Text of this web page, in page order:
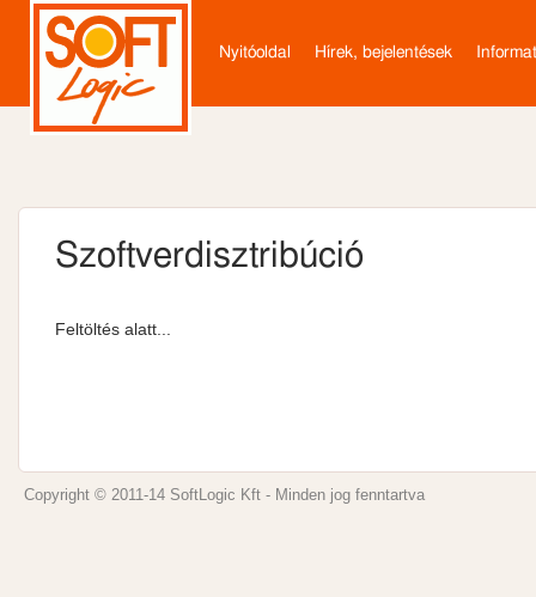
ELSŐDLEGES
Nyitóoldal Hírek, bejelentések
Szoftverdisztribúció
Feltöltés alatt...
Copyright © 2011-14 SoftLogic Kft - Minden jog fenntartva